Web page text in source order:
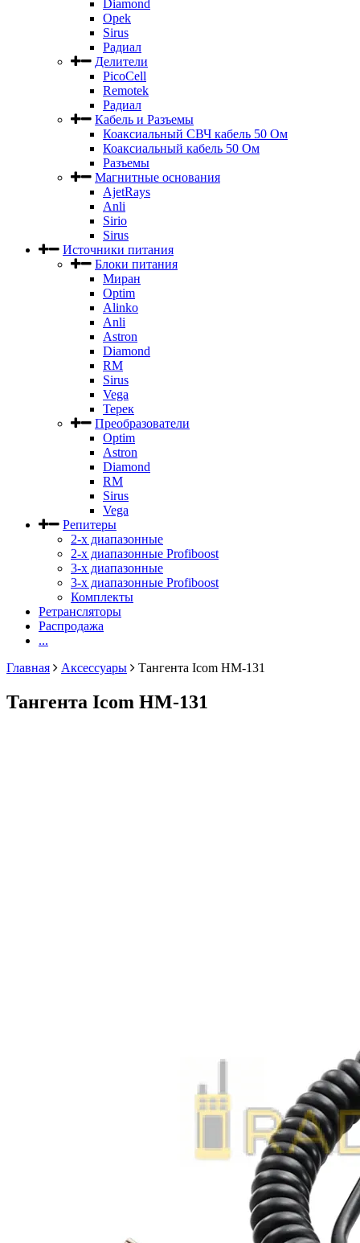
Diamond
Opek
Sirus
Радиал
Делители
PicoCell
Remotek
Радиал
Кабель и Разъемы
Коаксиальный СВЧ кабель 50 Ом
Коаксиальный кабель 50 Ом
Разъемы
Магнитные основания
AjetRays
Anli
Sirio
Sirus
Источники питания
Блоки питания
Миран
Optim
Alinko
Anli
Astron
Diamond
RM
Sirus
Vega
Терек
Преобразователи
Optim
Astron
Diamond
RM
Sirus
Vega
Репитеры
2-х диапазонные
2-х диапазонные Profiboost
3-х диапазонные
3-х диапазонные Profiboost
Комплекты
Ретрансляторы
Распродажа
...
Главная
Аксессуары Тангента Icom HM-131
Тангента Icom HM-131